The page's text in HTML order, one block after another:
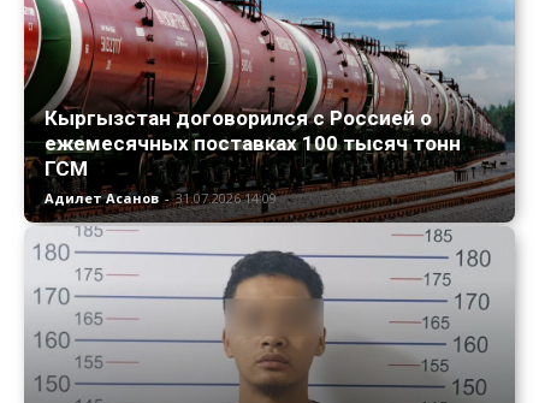
Кыргызстан договорился с Россией о
ежемесячных поставках 100 тысяч тонн
ГСМ
Адилет Асанов - 31.07.2026 14:09